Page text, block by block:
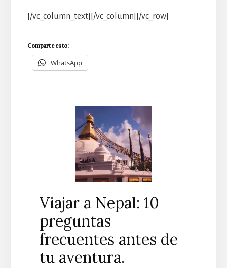
[/vc_column_text][/vc_column][/vc_row]
Comparte esto:
WhatsApp
Viajar a Nepal: 10
preguntas
frecuentes antes de
tu aventura.